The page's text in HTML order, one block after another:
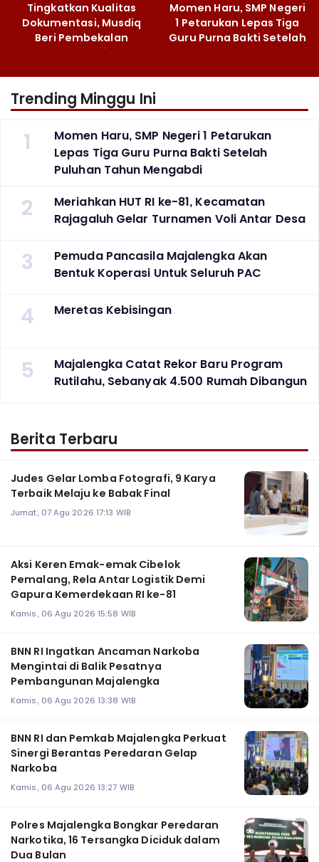
Tingkatkan Kualitas
Dokumentasi, Musdiq
Beri Pembekalan
Fotografi ‎
Momen Haru, SMP Negeri
1 Petarukan Lepas Tiga
Guru Purna Bakti Setelah
Puluhan Tahun Mengabdi
Trending Minggu Ini
1
Momen Haru, SMP Negeri 1 Petarukan
Lepas Tiga Guru Purna Bakti Setelah
Puluhan Tahun Mengabdi
2
Meriahkan HUT RI ke-81, Kecamatan
Rajagaluh Gelar Turnamen Voli Antar Desa
3
Pemuda Pancasila Majalengka Akan
Bentuk Koperasi Untuk Seluruh PAC
4 Meretas Kebisingan
5
Majalengka Catat Rekor Baru Program
Rutilahu, Sebanyak 4.500 Rumah Dibangun
Berita Terbaru
Judes Gelar Lomba Fotografi, 9 Karya
Terbaik Melaju ke Babak Final
Jumat, 07 Agu 2026 17:13 WIB
Aksi Keren Emak-emak Cibelok
Pemalang, Rela Antar Logistik Demi
Gapura Kemerdekaan RI ke-81
Kamis, 06 Agu 2026 15:58 WIB
BNN RI Ingatkan Ancaman Narkoba
Mengintai di Balik Pesatnya
Pembangunan Majalengka
Kamis, 06 Agu 2026 13:38 WIB
BNN RI dan Pemkab Majalengka Perkuat
Sinergi Berantas Peredaran Gelap
Narkoba
Kamis, 06 Agu 2026 13:27 WIB
Polres Majalengka Bongkar Peredaran
Narkotika, 16 Tersangka Diciduk dalam
Dua Bulan